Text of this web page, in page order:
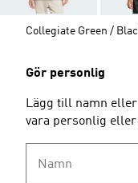
Collegiate Green /
Gör personlig
Lägg till namn
vara personlig
Namn